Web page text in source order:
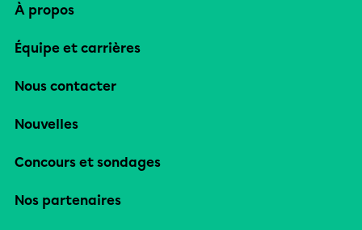
À propos
Équipe et carrières
Nous contacter
Nouvelles
Concours et sondages
Nos partenaires